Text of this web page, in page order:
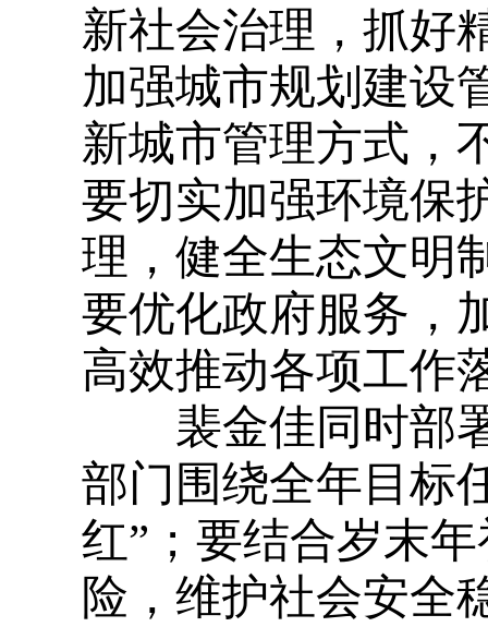
新社会治理，抓好
加强城市规划建设
新城市管理方式，
要切实加强环境保
理，健全生态文明
要优化政府服务，
高效推动各项工作
裴金佳同时部署
部门围绕全年目标
红”；要结合岁末
险，维护社会安全